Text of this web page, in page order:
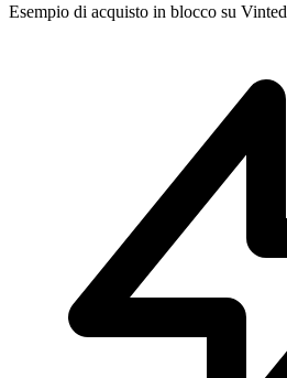
Esempio di acquisto in blocco su Vinted